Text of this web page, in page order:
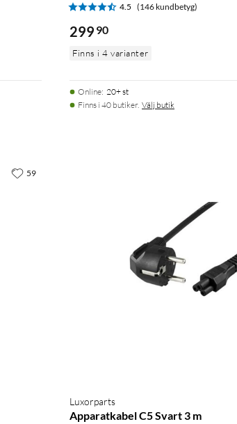
4.5 (146 kundbetyg)
299 90
Finns i 4 varianter
Online: 20+ st
Finns i 40 butiker. Välj butik
59
Luxorparts
Apparatkabel C5 Svart 3 m